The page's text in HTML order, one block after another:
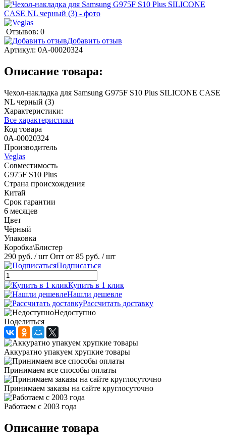
Отзывов: 0
Добавить отзыв
Артикул: 0А-00020324
Описание товара:
Чехол-накладка для Samsung G975F S10 Plus SILICONE CASE
NL черный (3)
Характеристики:
Все характеристики
Код товара
0А-00020324
Производитель
Veglas
Совместимость
G975F S10 Plus
Страна происхождения
Китай
Срок гарантии
6 месяцев
Цвет
Чёрный
Упаковка
Коробка\Блистер
290 руб. / шт Опт от 85 руб. / шт
Подписаться
Купить в 1 клик
Нашли дешевле
Рассчитать доставку
Недоступно
Поделиться
Аккуратно упакуем хрупкие товары
Принимаем все способы оплаты
Принимаем заказы на сайте круглосуточно
Работаем с 2003 года
Описание товара